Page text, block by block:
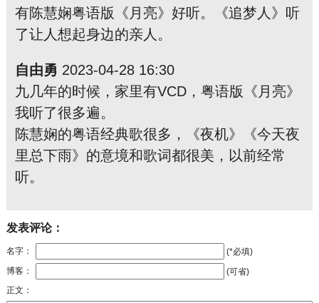
有陈慧娴粤语版《月亮》好听。《追梦人》听
了让人想起身边的亲人。
自由勇 2023-04-28 16:30
九几年的时候，家里有VCD，粤语版《月亮》
我听了很多遍。
陈慧娴的粤语经典歌很多，《夜机》《今天夜
里总下雨》的意境和歌词都很美，以前经常
听。
发表评论：
名字：
(*必填)
博客：
(可省)
正文：